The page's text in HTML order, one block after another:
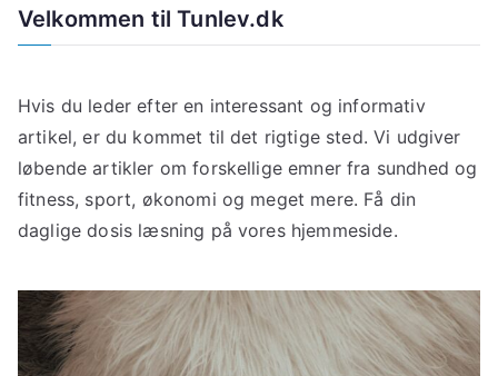
Velkommen til Tunlev.dk
Hvis du leder efter en interessant og informativ
artikel, er du kommet til det rigtige sted. Vi udgiver
løbende artikler om forskellige emner fra sundhed og
fitness, sport, økonomi og meget mere. Få din
daglige dosis læsning på vores hjemmeside.